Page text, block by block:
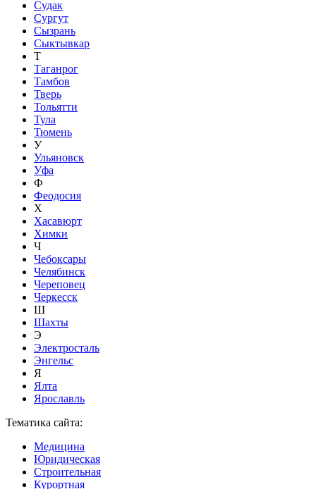
Судак
Сургут
Сызрань
Сыктывкар
Т
Таганрог
Тамбов
Тверь
Тольятти
Тула
Тюмень
У
Ульяновск
Уфа
Ф
Феодосия
Х
Хасавюрт
Химки
Ч
Чебоксары
Челябинск
Череповец
Черкесск
Ш
Шахты
Э
Электросталь
Энгельс
Я
Ялта
Ярославль
Тематика сайта:
Медицина
Юридическая
Строительная
Курортная